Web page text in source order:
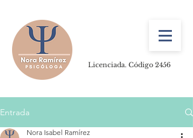
Licenciada. Código 2456
Entrada
Nora Isabel Ramírez